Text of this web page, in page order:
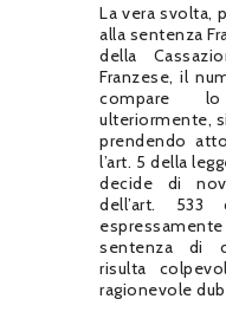
La vera svolta,
alla sentenza
della
Franzese, il
compare
ulteriormente,
prendendo
l’art. 5 della
decide di
dell’art.
sentenza di
risulta
ragionevole